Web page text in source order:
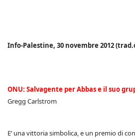
Info-Palestine, 30 novembre 2012
ONU: Salvagente per Abbas e il suo
Gregg Carlstrom
E’ una vittoria simbolica, e un premio di